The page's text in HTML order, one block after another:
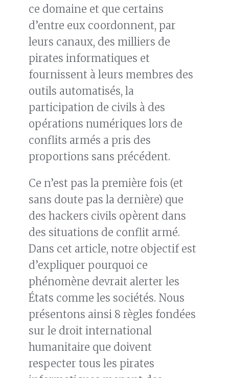
ce domaine et que certains
d’entre eux coordonnent, par
leurs canaux, des milliers de
pirates informatiques et
fournissent à leurs membres des
outils automatisés, la
participation de civils à des
opérations numériques lors de
conflits armés a pris des
proportions sans précédent.
Ce n’est pas la première fois (et
sans doute pas la dernière) que
des hackers civils opèrent dans
des situations de conflit armé.
Dans cet article, notre objectif est
d’expliquer pourquoi ce
phénomène devrait alerter les
États comme les sociétés. Nous
présentons ainsi 8 règles fondées
sur le droit international
humanitaire que doivent
respecter tous les pirates